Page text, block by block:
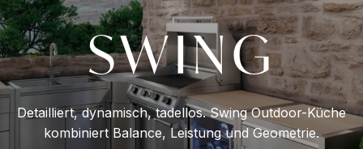
SWING
Detailliert, dynamisch, tadellos. Swing Outdoor-Küche
kombiniert Balance, Leistung und Geometrie.